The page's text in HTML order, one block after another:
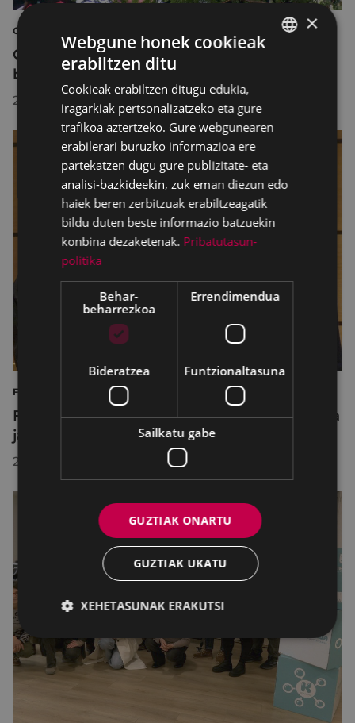
OLENTZERO 2025 MARI DOMINGI
Olentzerok eta Mari Domingik Eibar
bisitatu zuten
2025/12/29
FELIX ELKOROIRIBE TXOPITEA ETA PAKEA
Felix Elkoroiribek "Txopitea eta pakea" saria
jaso du
2025/12/22
×
Webgune honek cookieak
erabiltzen ditu
Cookieak erabiltzen ditugu edukia,
iragarkiak pertsonalizatzeko eta gure
trafikoa aztertzeko. Gure webgunearen
erabilerari buruzko informazioa ere
partekatzen dugu gure publizitate- eta
analisi-bazkideekin, zuk eman diezun edo
haiek beren zerbitzuak erabiltzeagatik
bildu duten beste informazio batzuekin
konbina dezaketenak. Pribatutasun-
politika
Behar-
beharrezkoa
Errendimendua
Bideratzea Funtzionaltasuna
Sailkatu gabe
GUZTIAK ONARTU
GUZTIAK UKATU
XEHETASUNAK ERAKUTSI